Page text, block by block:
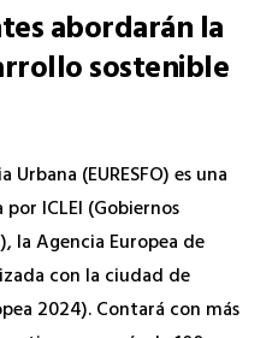
abordarán la
sostenible
(EURESFO) es una
ICLEI (Gobiernos
la Agencia Europea de
con la ciudad de
2024). Contará con más